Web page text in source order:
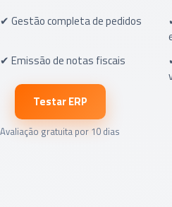
✔ Gestão completa de pedidos
✔ Emissão de notas fiscais
Testar ERP
Avaliação gratuita por 10 dias